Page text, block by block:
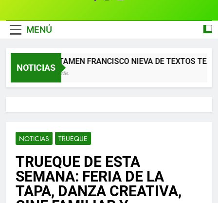
MENÚ
NOTICIAS
XII CERTAMEN FRANCISCO NIEVA DE TEXTOS
2 Meses Atrás
NOTICIAS TRUEQUE
TRUEQUE DE ESTA
SEMANA: FERIA DE LA
TAPA, DANZA CREATIVA,